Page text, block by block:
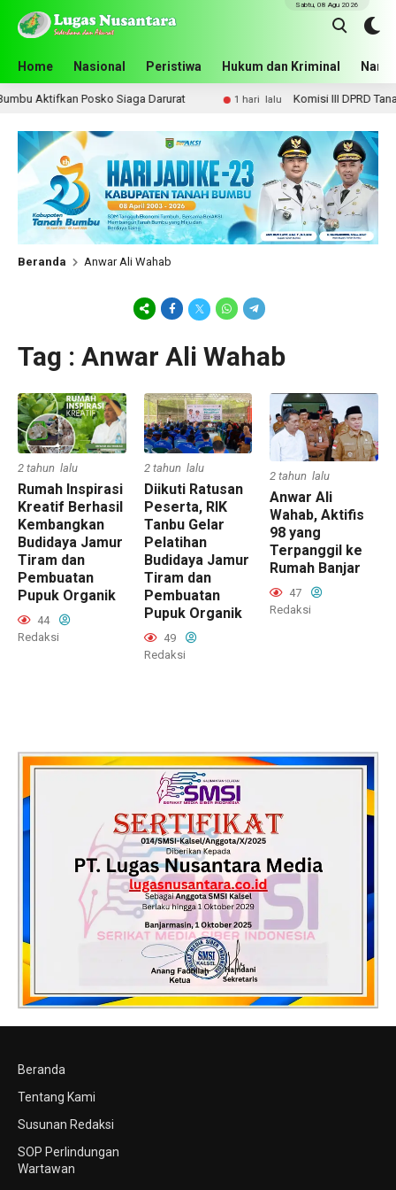
Home Nasional Peristiwa Hukum dan Kriminal
Sabtu, 08 Agu 2026
Aktifkan Posko Siaga Darurat 1 hari lalu Komisi III DPRD Tanah
Beranda Anwar Ali Wahab
Tag : Anwar Ali Wahab
2 tahun lalu
Rumah Inspirasi
Kreatif Berhasil
Kembangkan
Budidaya Jamur
Tiram dan
Pembuatan
Pupuk Organik
44
Redaksi
2 tahun lalu
Diikuti Ratusan
Peserta, RIK
Tanbu Gelar
Pelatihan
Budidaya Jamur
Tiram dan
Pembuatan
Pupuk Organik
49
Redaksi
2 tahun lalu
Anwar Ali
Wahab, Aktifis
98 yang
Terpanggil ke
Rumah Banjar
47
Redaksi
Beranda
Tentang Kami
Susunan Redaksi
SOP Perlindungan
Wartawan